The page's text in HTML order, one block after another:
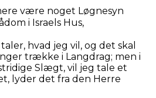
være noget Løgnesyn
i Israels Hus,
hvad jeg vil, og det skal
trække i Langdrag; men i
Slægt, vil jeg tale et
lyder det fra den Herre